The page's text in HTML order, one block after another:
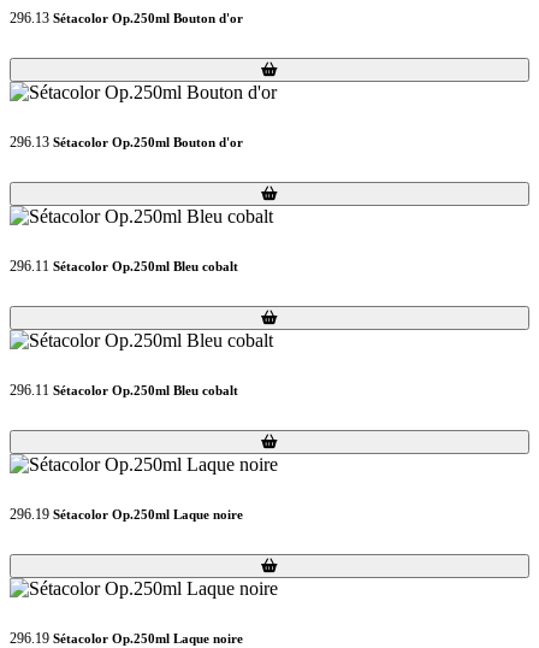
296.13 Sétacolor Op.250ml Bouton d'or
Loading...
Loading...
296.13 Sétacolor Op.250ml Bouton d'or
Loading...
Loading...
296.11 Sétacolor Op.250ml Bleu cobalt
Loading...
Loading...
296.11 Sétacolor Op.250ml Bleu cobalt
Loading...
Loading...
296.19 Sétacolor Op.250ml Laque noire
Loading...
Loading...
296.19 Sétacolor Op.250ml Laque noire